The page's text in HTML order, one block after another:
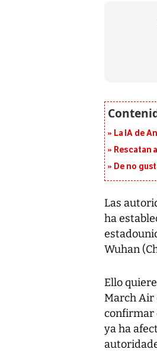
La IA de
Rescatan
De no
Las
ha
Wuhan
Ello
March Air
confirmar
ya ha